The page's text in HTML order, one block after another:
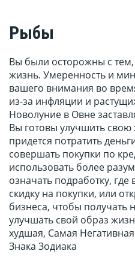
Рыбы
Вы были осторожны с
жизнь. Умеренность и
вашего внимания во
из-за инфляции и
Новолуние в Овне
Вы готовы улучшить свою
придется потратить
совершать покупки по
использовать более
означать подработку,
скидку на покупки, или
бизнеса, чтобы получать
улучшать свой образ
худшая, Самая
Знака Зодиака